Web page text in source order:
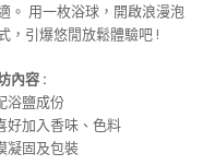
。 用一枚浴球，開啟浪漫泡
，引爆悠閒放鬆體驗吧 !
內容:
浴鹽成份
好加入香味、色料
凝固及包裝